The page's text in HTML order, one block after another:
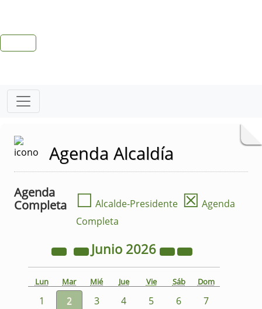
Agenda Alcaldía
Agenda
Completa
☐ Alcalde-Presidente ☒ Agenda
Completa
Junio 2026
Lun Mar Mié Jue Vie Sáb Dom
1 2 3 4 5 6
7